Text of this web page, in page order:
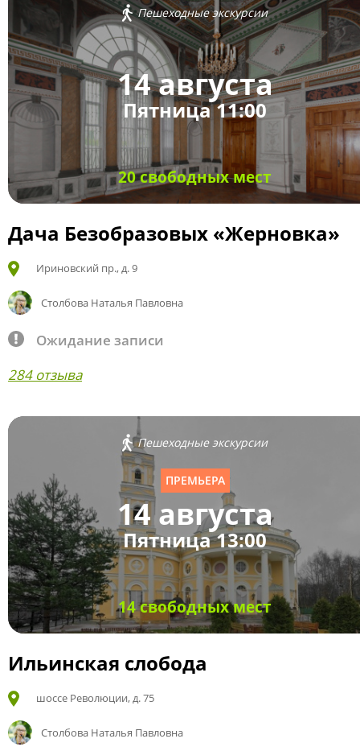
Пешеходные экскурсии
14 августа
Пятница 11:00
20 свободных мест
Дача Безобразовых «Жерновка»
Ириновский пр., д. 9
Столбова Наталья Павловна
Ожидание записи
284 отзыва
Пешеходные экскурсии
ПРЕМЬЕРА
14 августа
Пятница 13:00
14 свободных мест
Ильинская слобода
шоссе Революции, д. 75
Столбова Наталья Павловна